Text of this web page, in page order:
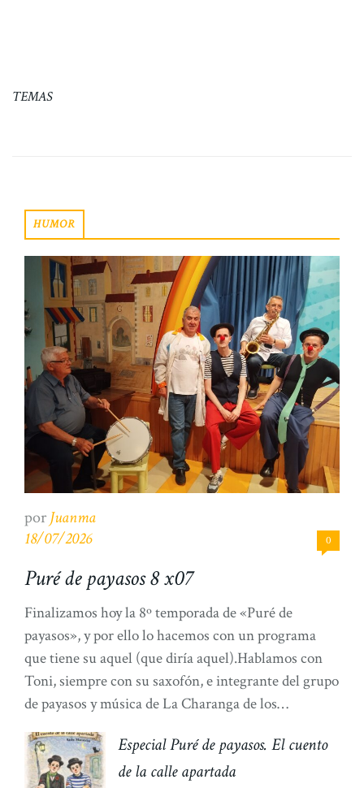
TEMAS
HUMOR
porJuanma
18/07/2026
0
Puré de payasos 8 x07
Finalizamos hoy la 8º temporada de «Puré de
payasos», y por ello lo hacemos con un programa
que tiene su aquel (que diría aquel).Hablamos con
Toni, siempre con su saxofón, e integrante del grupo
de payasos y música de La Charanga de los
Excéntricos, donde estuvieron grandes payasos
como Katito y Lolete o Killo (míticos […]
Especial Puré de payasos. El cuento
de la calle apartada